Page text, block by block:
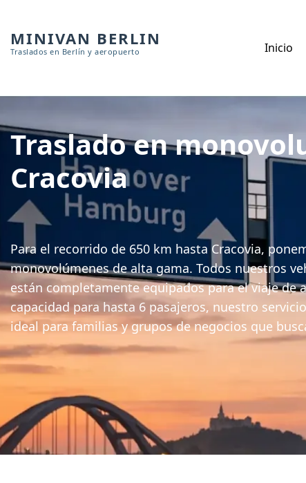
MINIVAN BERLIN
Traslados en Berlín y aeropuerto Inicio
Traslado en
Cracovia
Para el recorrido de 650 km hasta Cracovia,
monovolúmenes de alta gama. Todos nuestros
están completamente equipados para el viaje de
capacidad para hasta 6 pasajeros, nuestro
ideal para familias y grupos de negocios que